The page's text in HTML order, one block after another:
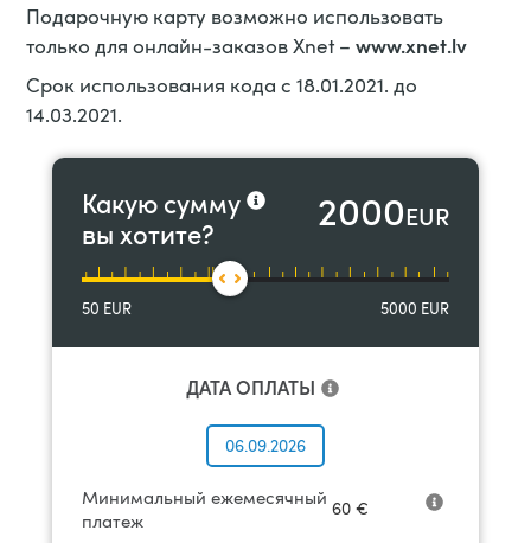
Подарочную карту возможно использовать
только для онлайн-заказов Xnet –www.xnet.lv
Срок использования кода с 18.01.2021. до
14.03.2021.
Какую сумму
вы хотите?
2000EUR
50 EUR 5000 EUR
ДАТА ОПЛАТЫ
06.09.2026
Минимальный ежемесячный
платеж
60 €